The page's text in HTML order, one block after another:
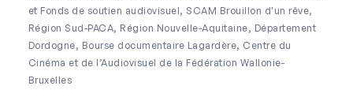
et Fonds de soutien audiovisuel, SCAM Brouillon d'un rêve,
Région Sud-PACA, Région Nouvelle-Aquitaine, Département
Dordogne, Bourse documentaire Lagardère, Centre du
Cinéma et de l’Audiovisuel de la Fédération Wallonie-
Bruxelles